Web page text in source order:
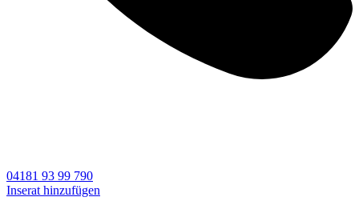
04181 93 99 790
Inserat hinzufügen